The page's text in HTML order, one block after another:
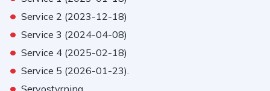
• Service 2 (2023-12-18)
• Service 3 (2024-04-08)
• Service 4 (2025-02-18)
• Service 5 (2026-01-23).
• Servostyrning